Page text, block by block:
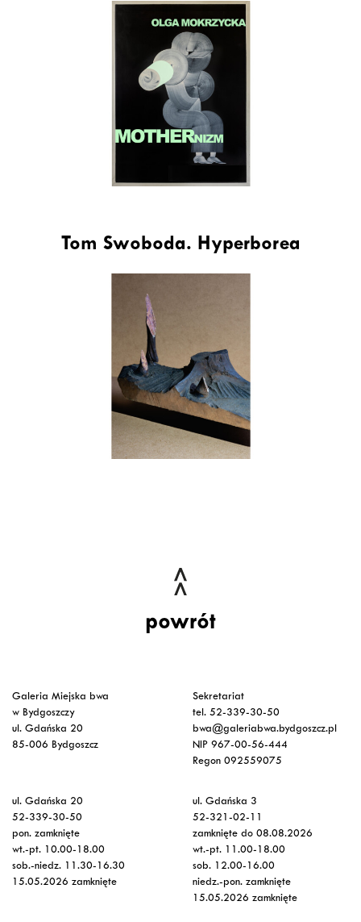
Tom Swoboda. Hyperborea
powrót
Galeria Miejska bwa
w Bydgoszczy
ul. Gdańska 20
85-006 Bydgoszcz
Sekretariat
tel. 52-339-30-50
bwa@galeriabwa.bydgoszcz.pl
NIP 967-00-56-444
Regon 092559075
ul. Gdańska 20
52-339-30-50
pon. zamknięte
wt.-pt. 10.00-18.00
sob.-niedz. 11.30-16.30
15.05.2026 zamknięte
ul. Gdańska 3
52-321-02-11
zamknięte do 08.08.2026
wt.-pt. 11.00-18.00
sob. 12.00-16.00
niedz.-pon. zamknięte
15.05.2026 zamknięte